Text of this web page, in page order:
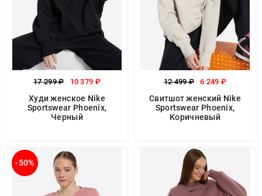
17 299 ₽ 10 379 ₽
Худи женское Nike
Sportswear Phoenix,
Черный
12 499 ₽ 6 249 ₽
Свитшот женский Nike
Sportswear Phoenix,
Коричневый
-50%